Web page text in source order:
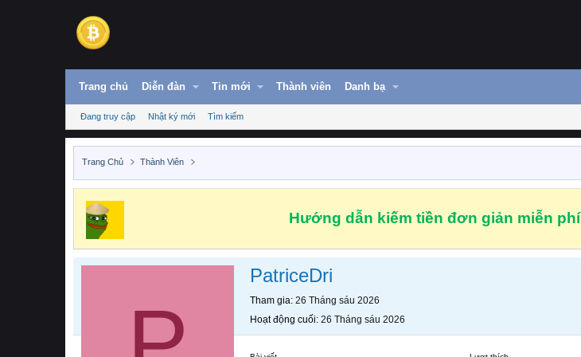
Trang chủ Diễn đàn Tin mới Thành viên Danh bạ
Đang truy cập Nhật ký mới Tìm kiếm
Trang Chủ Thành Viên
Hướng dẫn kiếm tiền đơn giản miễn phí
PatriceDri
Tham gia 26 Tháng sáu 2026
Hoạt động cuối 26 Tháng sáu 2026